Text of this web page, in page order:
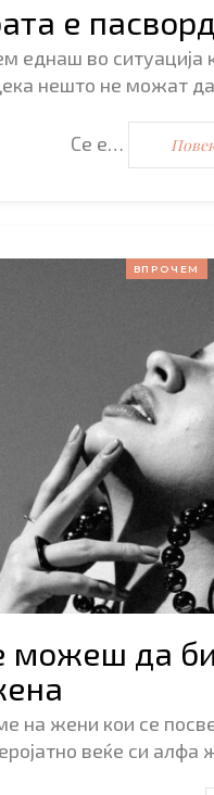
е
еднаш во ситуација
нешто не можат
Се е…
ВПРОЧЕМ
можеш да
на жени кои се
веќе си